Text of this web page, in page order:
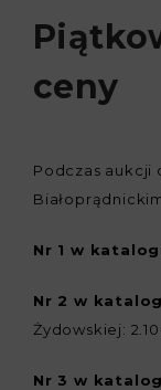
O NAS
NAPISALI O NAS
DZIAŁALNOŚĆ
NASI
WYDARZENIA
KONTAKT
ceny
Podczas aukcji
Nr 1 w
Nr 2 w
Żydowskiej:
Nr 3 w